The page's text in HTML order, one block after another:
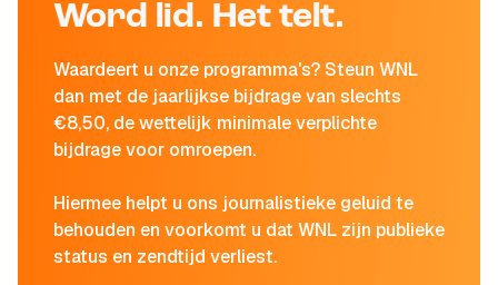
Word lid. Het telt.
Waardeert u onze programma's? Steun WNL
dan met de jaarlijkse bijdrage van slechts
€8,50, de wettelijk minimale verplichte
bijdrage voor omroepen.
Hiermee helpt u ons journalistieke geluid te
behouden en voorkomt u dat WNL zijn publieke
status en zendtijd verliest.